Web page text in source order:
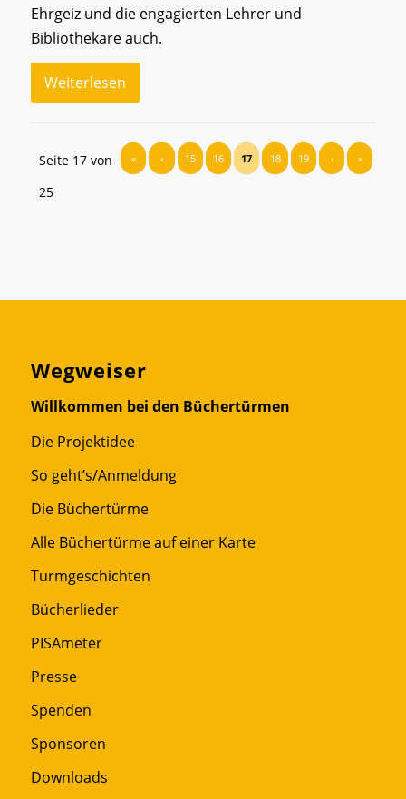
Ehrgeiz und die engagierten Lehrer und
Bibliothekare auch.
Weiterlesen
Seite 17 von
25
« ‹ 15 16 17 18 19 › »
Wegweiser
Willkommen bei den Büchertürmen
Die Projektidee
So geht’s/Anmeldung
Die Büchertürme
Alle Büchertürme auf einer Karte
Turmgeschichten
Bücherlieder
PISAmeter
Presse
Spenden
Sponsoren
Downloads